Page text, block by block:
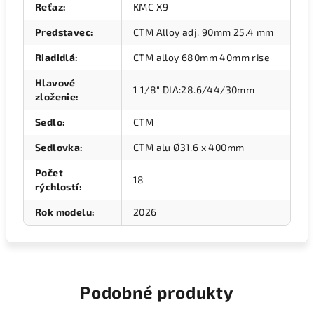
Reťaz: KMC X9
Predstavec: CTM Alloy adj. 90mm 25.4 mm
Riadidlá: CTM alloy 680mm 40mm rise
Hlavové
zloženie:
1 1/8" DIA:28.6/44/30mm
Sedlo: CTM
Sedlovka: CTM alu Ø31.6 x 400mm
Počet
rýchlostí:
18
Rok modelu: 2026
Podobné produkty